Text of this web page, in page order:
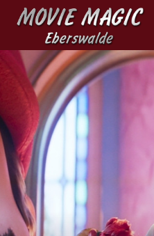
Zum Hauptinhalt springen